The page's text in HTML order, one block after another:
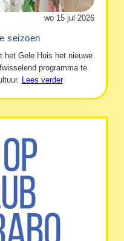
wo 15 jul 2026
seizoen
het Gele Huis het nieuwe
programma te
Lees verder